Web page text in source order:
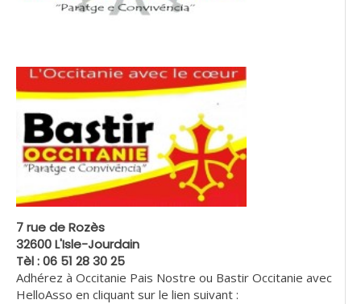
7 rue de Rozès
32600 L'Isle-Jourdain
Tèl : 06 51 28 30 25
Adhérez à Occitanie Pais Nostre ou Bastir Occitanie avec
HelloAsso en cliquant sur le lien suivant :